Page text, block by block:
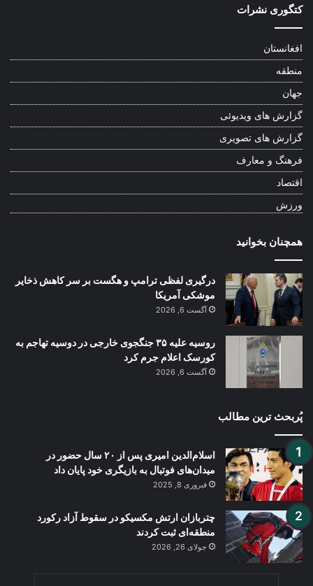
کتگوری نشرات
افغانستان
منطقه
جهان
گزارش های ویدیوئی
گزارش های تصویری
فرهنگ و معارف
اقتصاد
ورزش
همچنان بخوانید
درگیری لفظی ترامپ و هگست بر سر کاهش ذخایر
موشکی آمریکا
آگست 6, 2026
روسیه علیه ۳۵ جنگجوی خارجی در دوسیه تهاجم به
کورسک اعلام جرم کرد
آگست 6, 2026
پُربحث ترین مطالب
اسلام‌الدین امیری پس از ۲۰ سال حضور در
میدان‌های فوتبال به بازیگری خود پایان داد
فبروری 8, 2025
چتربازان ارتش مکسیکو در سقوط آزاد رکورد
منطقه‌ای ثبت کردند
جولای 26, 2026